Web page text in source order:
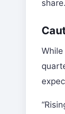
share.